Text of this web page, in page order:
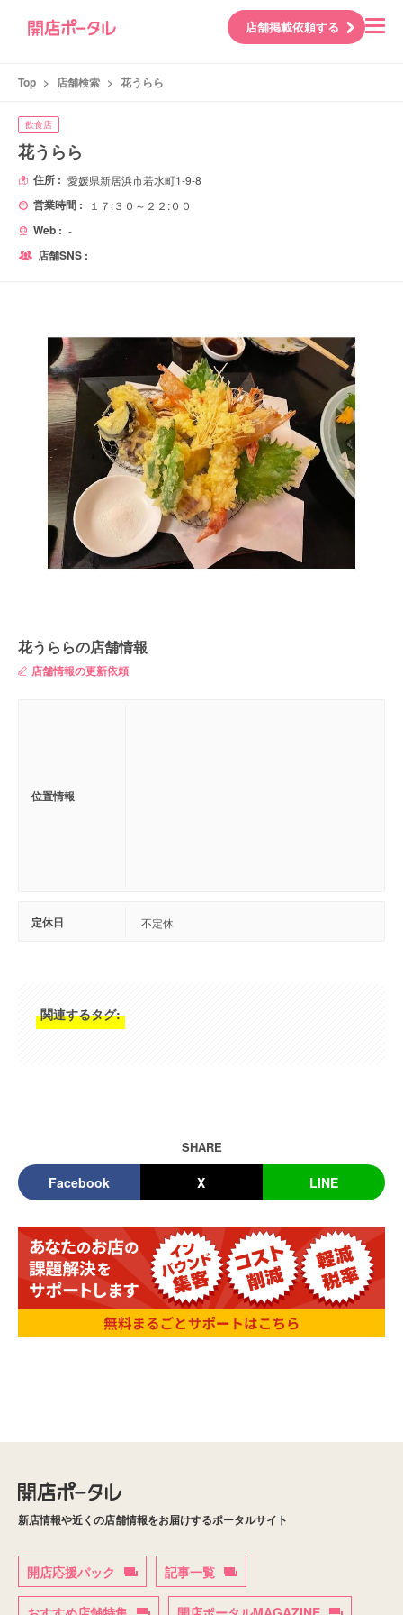
店舗掲載依頼する
Top > 店舗検索 > 花うらら
飲食店
花うらら
住所 : 愛媛県新居浜市若水町1-9-8
営業時間 : １７:３０～２２:００
Web : -
店舗SNS :
花うららの店舗情報
店舗情報の更新依頼
位置情報
定休日 不定休
関連するタグ:
SHARE
Facebook X LINE
新店情報や近くの店舗情報をお届けするポータルサイト
開店応援パック 記事一覧